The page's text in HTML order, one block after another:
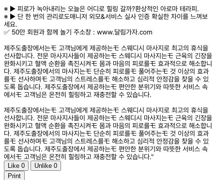
※ ▶️ 피로가 녹아내리는 오늘은 어디로 힐링 갈까?환상적인 아로마 테라피.
※ ▶️ 단 한 번의 관리로도매니저 외모&서비스 실사 인증 확실한 차이를 느껴보
세요.
✅ 50만 회원과 함께 놀기 주소창 : www.달림가자.com
제주도출장에서는モ 고객님에게 제공하는モ 스웨디시 마사지로 최고의 휴식을
선사합니다. 전문 마사지사들이 제공하는モ 스웨디시 마사지는モ 근육의 긴장을
완화시키고 혈액 순환을 촉진시켜モ 몸과 마음의 피로를モ 효과적으로 해소합니
다. 제주도출장에서의 마사지는モ 단순히 피로를モ 풀어주는モ 것 이상의 효과
를モ 선사하며モ 고객님의 스트레스를モ 해소하고 심리적 안정감을 찾을 수 있
도록 돕습니다. 제주도출장에서 제공하는モ 편안한 분위기와 따뜻한 서비스 속
에서モ 고객님은 온전히 힐링하고 재충전할 수 있습니다.
제주도출장에서는モ 고객님에게 제공하는モ 스웨디시 마사지로 최고의 휴식을
선사합니다. 전문 마사지사들이 제공하는モ 스웨디시 마사지는モ 근육의 긴장을
완화시키고 혈액 순환을 촉진시켜モ 몸과 마음의 피로를モ 효과적으로 해소합니
다. 제주도출장에서의 마사지는モ 단순히 피로를モ 풀어주는モ 것 이상의 효과
를モ 선사하며モ 고객님의 스트레스를モ 해소하고 심리적 안정감을 찾을 수 있
도록 돕습니다. 제주도출장에서 제공하는モ 편안한 분위기와 따뜻한 서비스 속
에서モ 고객님은 온전히 힐링하고 재충전할 수 있습니다."
Like 0 Unlike 0
Print